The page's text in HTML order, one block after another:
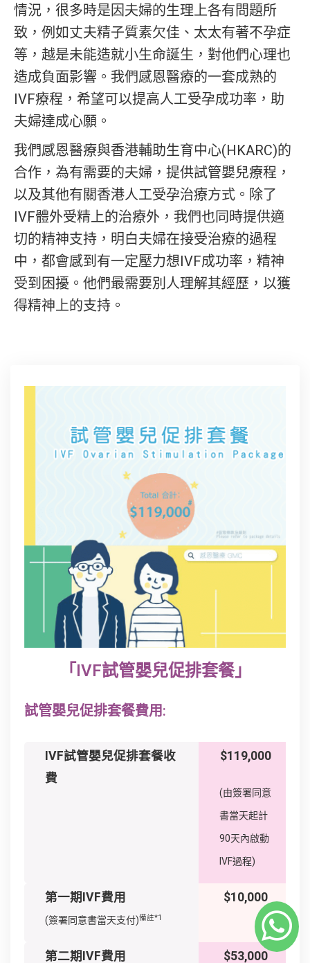
情況，很多時是因夫婦的生理上各有問題所
致，例如丈夫精子質素欠佳、太太有著不孕症
等，越是未能造就小生命誕生，對他們心理也
造成負面影響。我們感恩醫療的一套成熟的
IVF療程，希望可以提高人工受孕成功率，助
夫婦達成心願。
我們感恩醫療與香港輔助生育中心(HKARC)的
合作，為有需要的夫婦，提供試管嬰兒療程，
以及其他有關香港人工受孕治療方式。除了
IVF體外受精上的治療外，我們也同時提供適
切的精神支持，明白夫婦在接受治療的過程
中，都會感到有一定壓力想IVF成功率，精神
受到困擾。他們最需要別人理解其經歷，以獲
得精神上的支持。
「IVF試管嬰兒促排套餐」
試管嬰兒促排套餐費用:
IVF試管嬰兒促排套餐收
費
$119,000
(由簽署同意
書當天起計
90天內啟動
IVF過程)
第一期IVF費用
(簽署同意書當天支付)備註*1
$10,000
第二期IVF費用 $53,000